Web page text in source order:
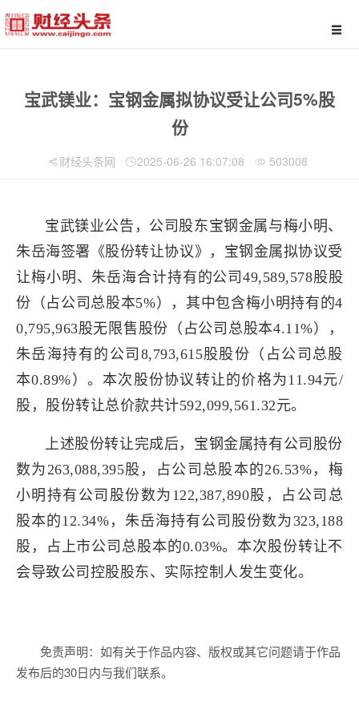
宝武镁业：宝钢金属拟协议受让公司5%股
份
财经头条网 2025-06-26 16:07:08 503008
宝武镁业公告，公司股东宝钢金属与梅小明、
朱岳海签署《股份转让协议》，宝钢金属拟协议受
让梅小明、朱岳海合计持有的公司49,589,578股股
份（占公司总股本5%），其中包含梅小明持有的4
0,795,963股无限售股份（占公司总股本4.11%），
朱岳海持有的公司8,793,615股股份（占公司总股
本0.89%）。本次股份协议转让的价格为11.94元/
股，股份转让总价款共计592,099,561.32元。
上述股份转让完成后，宝钢金属持有公司股份
数为263,088,395股，占公司总股本的26.53%，梅
小明持有公司股份数为122,387,890股，占公司总
股本的12.34%，朱岳海持有公司股份数为323,188
股，占上市公司总股本的0.03%。本次股份转让不
会导致公司控股股东、实际控制人发生变化。
免责声明：如有关于作品内容、版权或其它问题请于作品
发布后的30日内与我们联系。